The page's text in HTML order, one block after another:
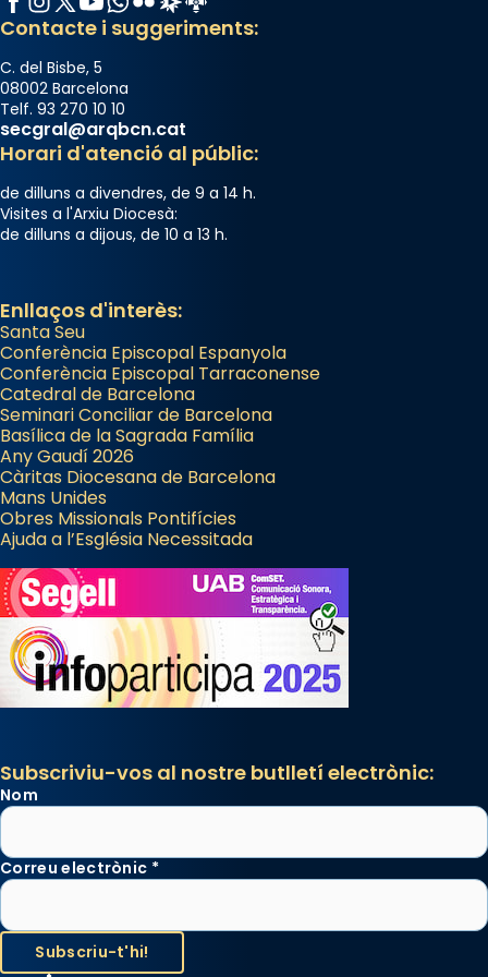
concelebrat el bisbe auxiliar de Barcelona,
Mons. David Abadías.
📸 Dr. G. Simón
Photo
View on Facebook · Share
Arquebisbat de Barcelona
2 weeks ago
Semproniana, verges i màrtirs.
Acompanyant la història de sant Cugat, a
partir de l’Edat Mitjana sorgeix la tradició
que les santes Juliana (“relatiu a Júlia”) i
Semproniana (“relatiu a Semprònia =
eterna”) són deixebles seves. I l’any 1667, el
frare Joan Gaspar Roig, afirma en una obra
que les santes són filles de l’antiga Iluro.
Mataró en reivindicarà les relíquies fins que
les aconseguirà el 1772. L’ofici que es canta
a la “Missa de les Santes” (“Missa de
Glòria”) fou composta el 1848 per Mn.
Manuel Blanch, amb aire d’òpera
italianitzant; s’interpreta per privilegi
pontifici, amb orquestra i cor, i té una
processó (recuperada el 1972) al voltant
del temple amb les relíquies de les santes.
Des de 1985 hi participa també un grup de
gran a Mataró.
Santes a Mataró»🥵.
Photo
Contacte i suggeriments:
C. del Bisbe, 5
08002 Barcelona
Telf. 93 270 10 10
secgral@arqbcn.cat
Horari d'atenció al públic:
de dilluns a divendres, de 9 a 14 h.
Visites a l'Arxiu Diocesà:
de dilluns a dijous, de 10 a 13 h.
Enllaços d'interès:
Santa Seu
Conferència Episcopal Espanyola
Conferència Episcopal Tarraconense
Catedral de Barcelona
Seminari Conciliar de Barcelona
Basílica de la Sagrada Família
Any Gaudí 2026
Càritas Diocesana de Barcelona
Mans Unides
Obres Missionals Pontifícies
Ajuda a l’Església Necessitada
Subscriviu-vos al nostre butlletí electrònic:
Nom
Correu electrònic *